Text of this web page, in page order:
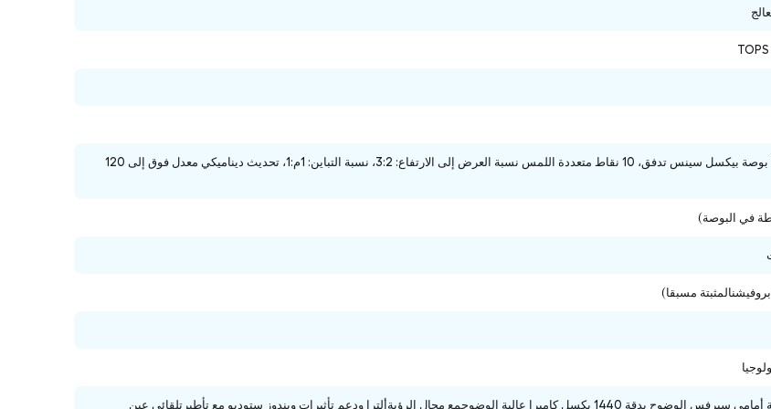
شاشة تعمل باللمس 13 بوصة بيكسل سينس تدفق، 10 نقاط متعددة اللمس نسبة العرض إلى الارتفاع: 3:2، نسبة التباين: 1م:1، تحديث ديناميكي معدل فوق إلى 120
كاميرا رباعية عالية الدقة أمامي سيرفس الوضوح بدقة 1440 بكسل كاميرا عالية الوضوحمع مجال الرؤيةألترا ودعم تأثيرات ويندوز ستوديو مع تأطيرتلقائي عين